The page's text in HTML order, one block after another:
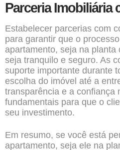
Parceria Imobiliária
Estabelecer parcerias com
para garantir que o
apartamento, seja na planta
seja tranquilo e seguro. As
suporte importante durante
escolha do imóvel até a
transparência e a confiança
fundamentais para que o
seu investimento.
Em resumo, se você está
apartamento, seja ele na